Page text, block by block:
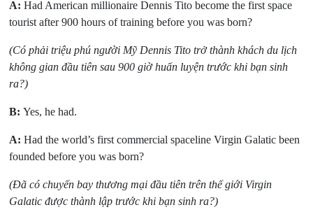
A: Had American millionaire Dennis Tito become the first space
tourist after 900 hours of training before you was born?
(Có phải triệu phú người Mỹ Dennis Tito trở thành khách du lịch
không gian đầu tiên sau 900 giờ huấn luyện trước khi bạn sinh
ra?)
B: Yes, he had.
A: Had the world’s first commercial spaceline Virgin Galatic been
founded before you was born?
(Đã có chuyến bay thương mại đầu tiên trên thế giới Virgin
Galatic được thành lập trước khi bạn sinh ra?)